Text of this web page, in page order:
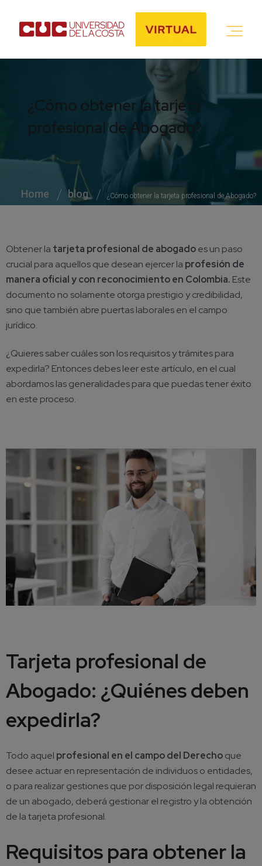
¿Cómo obtener la tarjeta
profesional de Abogado?
Home blog ¿Cómo obtener la tarjeta profesional de Abogado?
Obtener la tarjeta profesional de abogadoes un paso
crucial para aquellos que desean ejercer la profesión de
manera oficial y con reconocimiento en Colombia. Este
documento no solamente otorga prestigio y credibilidad,
sino que también abre puertas laborales en el campo
jurídico.
¿Quieres saber cuáles son los requisitos y trámites para
expedirla? Entonces debes leer este artículo, en el cual
abordamos las generalidades para que puedas tener éxito
en este proceso.
Tarjeta profesional de
Abogado: ¿Quiénes deben
expedirla?
Todo aquel profesional en el campo del Derechoque
desee actuar en representación de individuos o entidades,
o para realizar gestiones que por disposición legal requieran
de un abogado, deberá gestionar el registro y la obtención
de la tarjeta profesional.
Requisitos para obtener la